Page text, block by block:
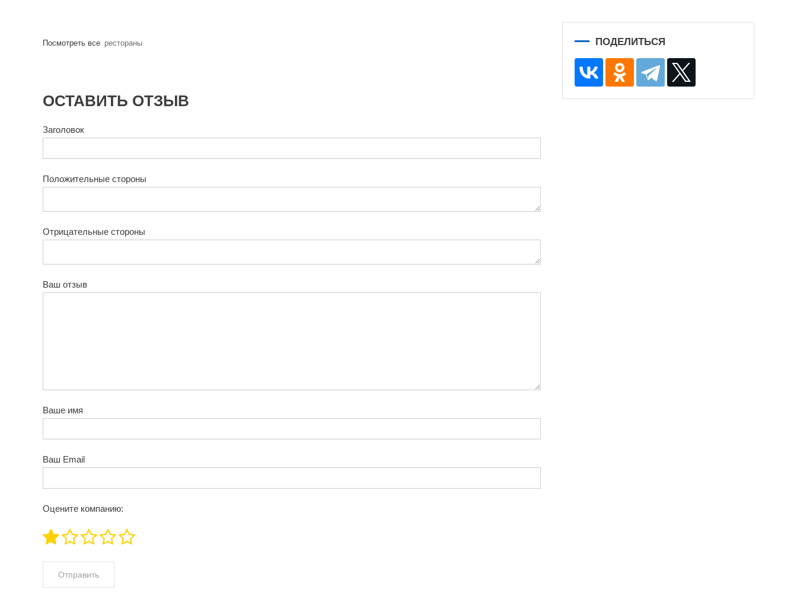
Посмотреть все рестораны
ОСТАВИТЬ ОТЗЫВ
Заголовок
Положительные стороны
Отрицательные стороны
Ваш отзыв
Ваше имя
Ваш Email
Оцените компанию:
ПОДЕЛИТЬСЯ